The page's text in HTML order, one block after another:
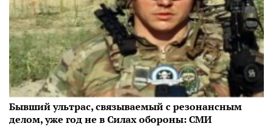
Бывший ультрас, связываемый с резонансным
делом, уже год не в Силах обороны: СМИ